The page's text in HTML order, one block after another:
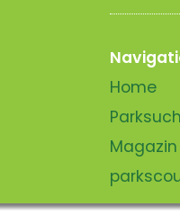
Home
Magazin